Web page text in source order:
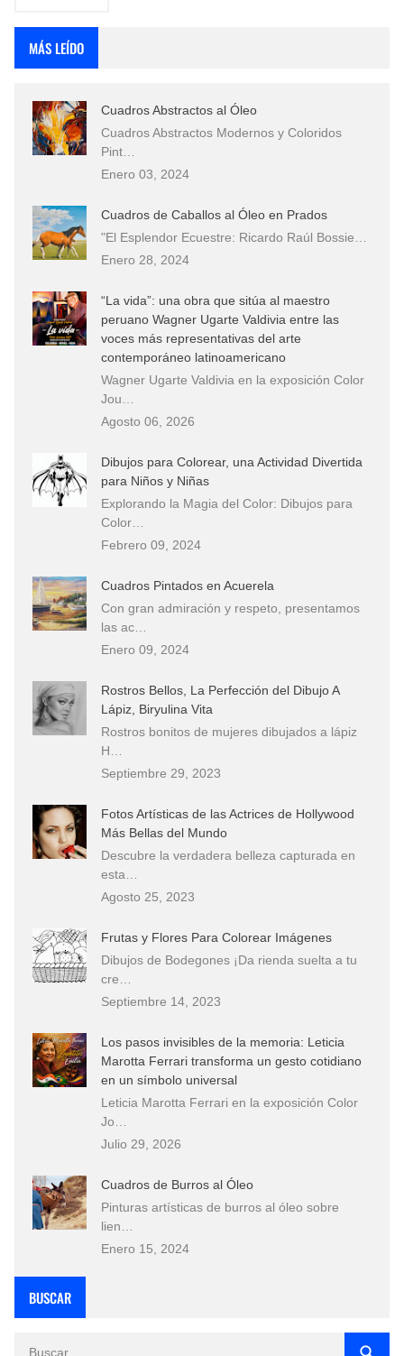
MÁS LEÍDO
Cuadros Abstractos al Óleo
Cuadros Abstractos Modernos y Coloridos
Pint…
Enero 03, 2024
Cuadros de Caballos al Óleo en Prados
"El Esplendor Ecuestre: Ricardo Raúl Bossie…
Enero 28, 2024
“La vida”: una obra que sitúa al maestro
peruano Wagner Ugarte Valdivia entre las
voces más representativas del arte
contemporáneo latinoamericano
Wagner Ugarte Valdivia en la exposición Color
Jou…
Agosto 06, 2026
Dibujos para Colorear, una Actividad Divertida
para Niños y Niñas
Explorando la Magia del Color: Dibujos para
Color…
Febrero 09, 2024
Cuadros Pintados en Acuerela
Con gran admiración y respeto, presentamos
las ac…
Enero 09, 2024
Rostros Bellos, La Perfección del Dibujo A
Lápiz, Biryulina Vita
Rostros bonitos de mujeres dibujados a lápiz
H…
Septiembre 29, 2023
Fotos Artísticas de las Actrices de Hollywood
Más Bellas del Mundo
Descubre la verdadera belleza capturada en
esta…
Agosto 25, 2023
Frutas y Flores Para Colorear Imágenes
Dibujos de Bodegones ¡Da rienda suelta a tu
cre…
Septiembre 14, 2023
Los pasos invisibles de la memoria: Leticia
Marotta Ferrari transforma un gesto cotidiano
en un símbolo universal
Leticia Marotta Ferrari en la exposición Color
Jo…
Julio 29, 2026
Cuadros de Burros al Óleo
Pinturas artísticas de burros al óleo sobre
lien…
Enero 15, 2024
BUSCAR